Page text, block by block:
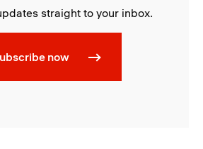
straight to your inbox.
now